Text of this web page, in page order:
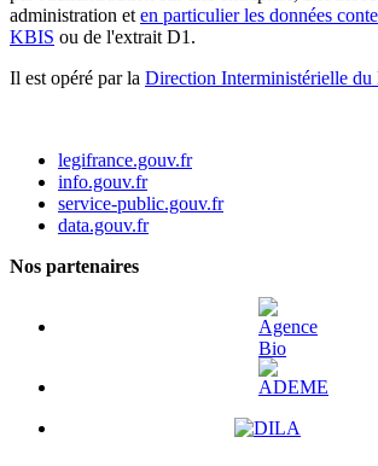
administration et en particulier les données
KBIS ou de l'extrait D1.
Il est opéré par la Direction Interministérielle du
legifrance.gouv.fr
info.gouv.fr
service-public.gouv.fr
data.gouv.fr
Nos partenaires